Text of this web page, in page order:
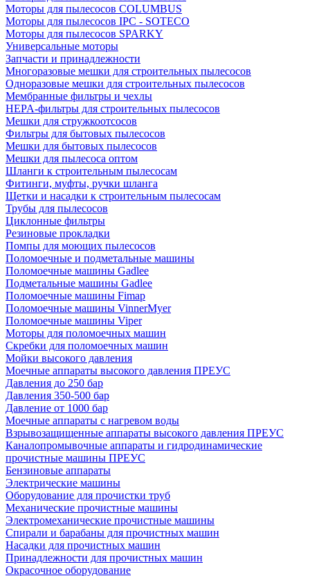
Моторы для пылесосов COLUMBUS
Моторы для пылесосов IPC - SOTECO
Моторы для пылесосов SPARKY
Универсальные моторы
Запчасти и принадлежности
Многоразовые мешки для строительных пылесосов
Одноразовые мешки для строительных пылесосов
Мембранные фильтры и чехлы
HEPA-фильтры для строительных пылесосов
Мешки для стружкоотсосов
Фильтры для бытовых пылесосов
Мешки для бытовых пылесосов
Мешки для пылесоса оптом
Шланги к строительным пылесосам
Фитинги, муфты, ручки шланга
Щетки и насадки к строительным пылесосам
Трубы для пылесосов
Циклонные фильтры
Резиновые прокладки
Помпы для моющих пылесосов
Поломоечные и подметальные машины
Поломоечные машины Gadlee
Подметальные машины Gadlee
Поломоечные машины Fimap
Поломоечные машины VinnerMyer
Поломоечные машины Viper
Моторы для поломоечных машин
Скребки для поломоечных машин
Мойки высокого давления
Моечные аппараты высокого давления ПРЕУС
Давления до 250 бар
Давления 350-500 бар
Давление от 1000 бар
Моечные аппараты с нагревом воды
Взрывозащищенные аппараты высокого давления ПРЕУС
Каналопромывочные аппараты и гидродинамические
прочистные машины ПРЕУС
Бензиновые аппараты
Электрические машины
Оборудование для прочистки труб
Механические прочистные машины
Электромеханические прочистные машины
Спирали и барабаны для прочистных машин
Насадки для прочистных машин
Принадлежности для прочистных машин
Окрасочное оборудование